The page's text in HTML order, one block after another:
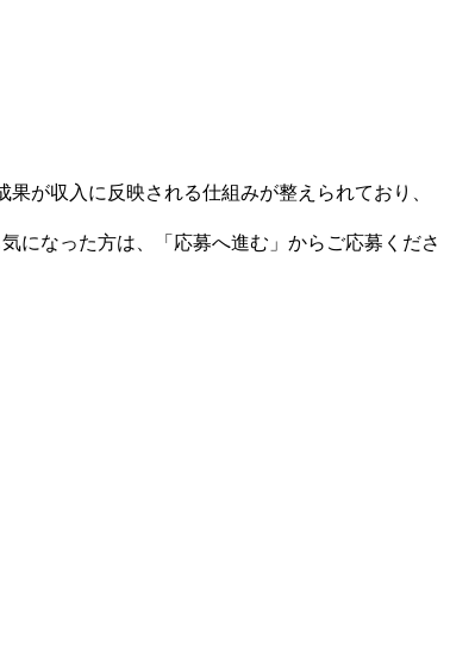
が収入に反映される仕組みが整えられており、
になった方は、「応募へ進む」からご応募くださ